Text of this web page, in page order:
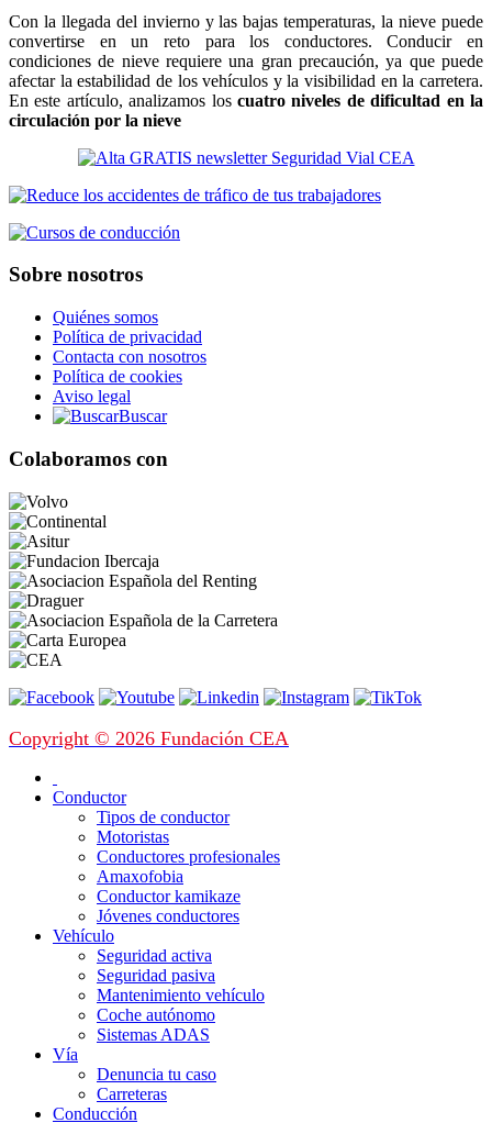
Con la llegada del invierno y las bajas temperaturas, la nieve puede
convertirse en un reto para los conductores. Conducir en
condiciones de nieve requiere una gran precaución, ya que puede
afectar la estabilidad de los vehículos y la visibilidad en la carretera.
En este artículo, analizamos los cuatro niveles de dificultad en la
circulación por la nieve
Sobre nosotros
Quiénes somos
Política de privacidad
Contacta con nosotros
Política de cookies
Aviso legal
Buscar
Colaboramos con
Copyright © 2026 Fundación CEA
Conductor
Tipos de conductor
Motoristas
Conductores profesionales
Amaxofobia
Conductor kamikaze
Jóvenes conductores
Vehículo
Seguridad activa
Seguridad pasiva
Mantenimiento vehículo
Coche autónomo
Sistemas ADAS
Vía
Denuncia tu caso
Carreteras
Conducción